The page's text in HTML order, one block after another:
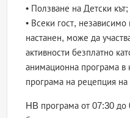
• Ползване на Детски кът;
• Всеки гост,
настанен, може да
активности безплатно
анимационна програма
програма на рецепция на
HB програма от 07:30 до